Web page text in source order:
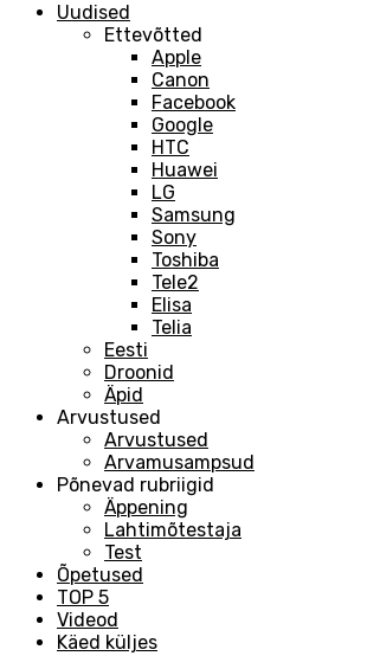
Uudised
Ettevõtted
Apple
Canon
Facebook
Google
HTC
Huawei
LG
Samsung
Sony
Toshiba
Tele2
Elisa
Telia
Eesti
Droonid
Äpid
Arvustused
Arvustused
Arvamusampsud
Põnevad rubriigid
Äppening
Lahtimõtestaja
Test
Õpetused
TOP 5
Videod
Käed küljes